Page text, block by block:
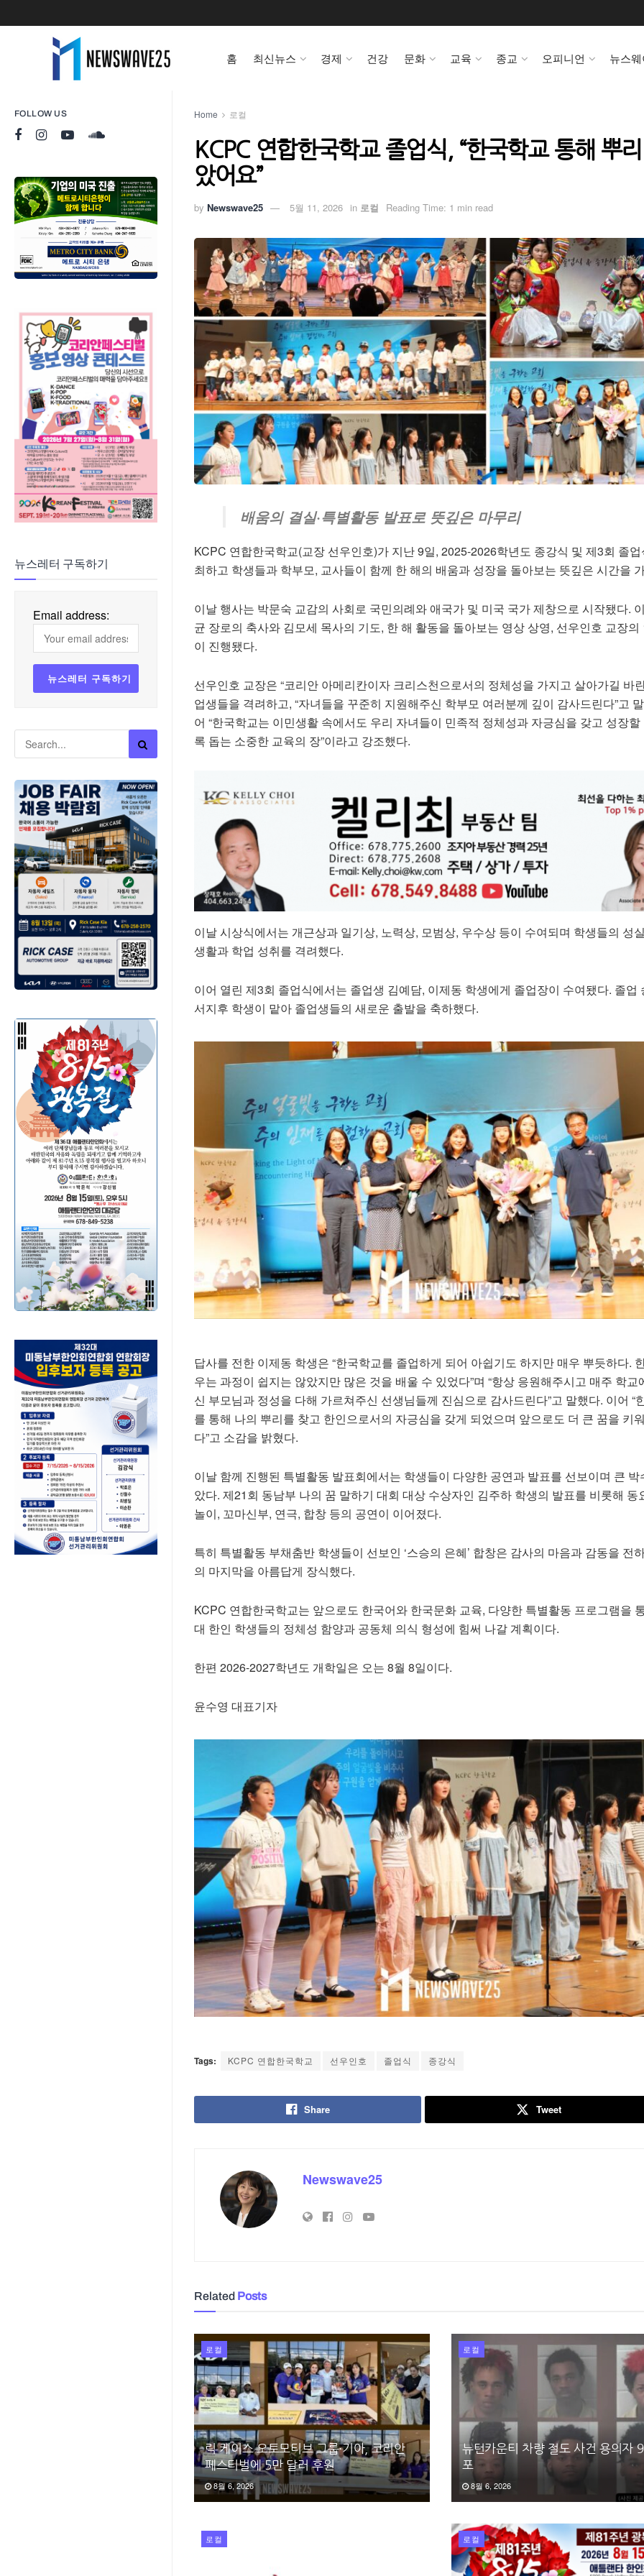
FOLLOW US
뉴스레터 구독하기
Email address:
홈 최신뉴스 경제 건강 문화 교육 종교 오피니언 뉴스
Home 로컬
KCPC 연합한국학교 졸업식, “한국학교 통해 뿌
았어요”
by Newswave25 5월 11, 2026 in 로컬 Reading Time: 1 min read
배움의 결실·특별활동 발표로 뜻깊은 마무리
KCPC 연합한국학교(교장 선우인호)가 지난 9일, 2025-2026학년도 종강식 및 제3회 졸
최하고 학생들과 학부모, 교사들이 함께 한 해의 배움과 성장을 돌아보는 뜻깊은 시간을
이날 행사는 박문숙 교감의 사회로 국민의례와 애국가 및 미국 국가 제창으로 시작됐다.
균 장로의 축사와 김모세 목사의 기도, 한 해 활동을 돌아보는 영상 상영, 선우인호 교장의
이 진행됐다.
선우인호 교장은 “코리안 아메리칸이자 크리스천으로서의 정체성을 가지고 살아가길 바
업생들을 격려하고, “자녀들을 꾸준히 지원해주신 학부모 여러분께 깊이 감사드린다”고
어 “한국학교는 이민생활 속에서도 우리 자녀들이 민족적 정체성과 자긍심을 갖고 성장할
록 돕는 소중한 교육의 장”이라고 강조했다.
이날 시상식에서는 개근상과 일기상, 노력상, 모범상, 우수상 등이 수여되며 학생들의 성
생활과 학업 성취를 격려했다.
이어 열린 제3회 졸업식에서는 졸업생 김예담, 이제동 학생에게 졸업장이 수여됐다. 졸업
서지후 학생이 맡아 졸업생들의 새로운 출발을 축하했다.
답사를 전한 이제동 학생은 “한국학교를 졸업하게 되어 아쉽기도 하지만 매우 뿌듯하다.
우는 과정이 쉽지는 않았지만 많은 것을 배울 수 있었다”며 “항상 응원해주시고 매주 학교
신 부모님과 정성을 다해 가르쳐주신 선생님들께 진심으로 감사드린다”고 말했다. 이어 “
를 통해 나의 뿌리를 찾고 한인으로서의 자긍심을 갖게 되었으며 앞으로도 더 큰 꿈을 키
다”고 소감을 밝혔다.
이날 함께 진행된 특별활동 발표회에서는 학생들이 다양한 공연과 발표를 선보이며 큰 박
았다. 제21회 동남부 나의 꿈 말하기 대회 대상 수상자인 김주하 학생의 발표를 비롯해 동
놀이, 꼬마신부, 연극, 합창 등의 공연이 이어졌다.
특히 특별활동 부채춤반 학생들이 선보인 ‘스승의 은혜’ 합창은 감사의 마음과 감동을 전
의 마지막을 아름답게 장식했다.
KCPC 연합한국학교는 앞으로도 한국어와 한국문화 교육, 다양한 특별활동 프로그램을
대 한인 학생들의 정체성 함양과 공동체 의식 형성에 힘써 나갈 계획이다.
한편 2026-2027학년도 개학일은 오는 8월 8일이다.
윤수영 대표기자
Tags: KCPC 연합한국학교 선우인호 졸업식 종강식
Share Tweet
Newswave25
Related Posts
로컬
릭 케이스 오토모티브 그룹·기아, 코리안
페스티벌에 5만 달러 후원
8월 6, 2026
로컬
뉴턴카운티 차량 절도 사건 용의자
포
8월 6, 2026
로컬 로컬